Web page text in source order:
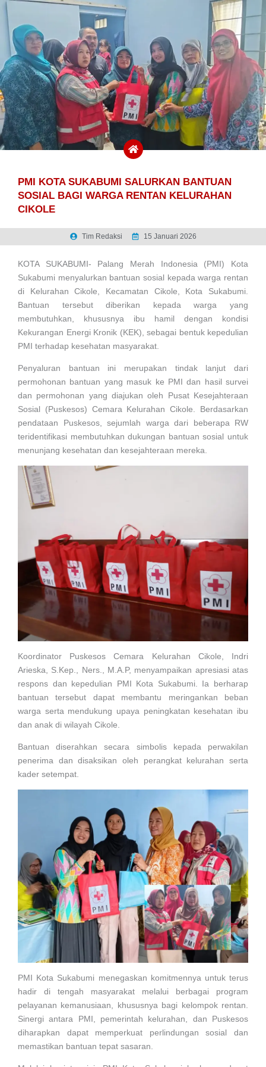
PMI KOTA SUKABUMI SALURKAN BANTUAN
SOSIAL BAGI WARGA RENTAN KELURAHAN
CIKOLE
Tim Redaksi 15 Januari 2026
KOTA SUKABUMI- Palang Merah Indonesia (PMI) Kota
Sukabumi menyalurkan bantuan sosial kepada warga rentan
di Kelurahan Cikole, Kecamatan Cikole, Kota Sukabumi.
Bantuan tersebut diberikan kepada warga yang
membutuhkan, khususnya ibu hamil dengan kondisi
Kekurangan Energi Kronik (KEK), sebagai bentuk kepedulian
PMI terhadap kesehatan masyarakat.
Penyaluran bantuan ini merupakan tindak lanjut dari
permohonan bantuan yang masuk ke PMI dan hasil survei
dan permohonan yang diajukan oleh Pusat Kesejahteraan
Sosial (Puskesos) Cemara Kelurahan Cikole. Berdasarkan
pendataan Puskesos, sejumlah warga dari beberapa RW
teridentifikasi membutuhkan dukungan bantuan sosial untuk
menunjang kesehatan dan kesejahteraan mereka.
Koordinator Puskesos Cemara Kelurahan Cikole, Indri
Arieska, S.Kep., Ners., M.A.P, menyampaikan apresiasi atas
respons dan kepedulian PMI Kota Sukabumi. Ia berharap
bantuan tersebut dapat membantu meringankan beban
warga serta mendukung upaya peningkatan kesehatan ibu
dan anak di wilayah Cikole.
Bantuan diserahkan secara simbolis kepada perwakilan
penerima dan disaksikan oleh perangkat kelurahan serta
kader setempat.
PMI Kota Sukabumi menegaskan komitmennya untuk terus
hadir di tengah masyarakat melalui berbagai program
pelayanan kemanusiaan, khususnya bagi kelompok rentan.
Sinergi antara PMI, pemerintah kelurahan, dan Puskesos
diharapkan dapat memperkuat perlindungan sosial dan
memastikan bantuan tepat sasaran.